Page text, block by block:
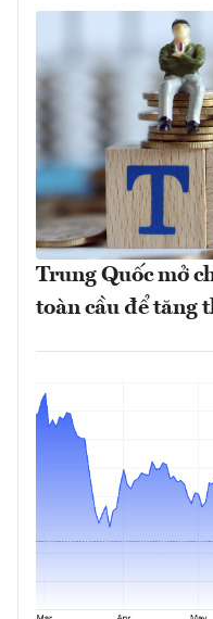
Trung Quốc mở
toàn cầu để tăng